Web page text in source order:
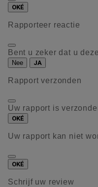
OKÉ
Rapporteer reactie
Bent u zeker dat u
Nee JA
Rapport verzonden
Uw rapport is
OKÉ
Uw rapport kan niet
OKÉ
Schrijf uw review